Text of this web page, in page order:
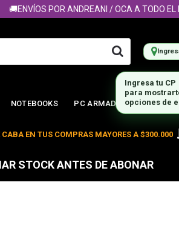
🚚ENVÍOS POR ANDREANI / OCA A TODO EL
NOTEBOOKS PC ARMADA
CABA EN TUS COMPRAS MAYORES A $300.000
STOCK ANTES DE ABONAR
Ingresa tu CP
para
opciones de